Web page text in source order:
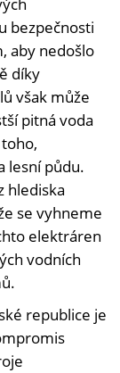
bezpečnosti
aby nedošlo
díky
však může
pitná voda
lesní půdu.
hlediska
se vyhneme
elektráren
vodních
republice je